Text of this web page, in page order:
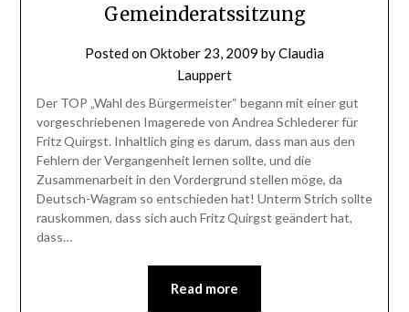
Gemeinderatssitzung
Posted onOktober 23, 2009 byClaudia
Lauppert
Der TOP „Wahl des Bürgermeister“ begann mit einer gut
vorgeschriebenen Imagerede von Andrea Schlederer für
Fritz Quirgst. Inhaltlich ging es darum, dass man aus den
Fehlern der Vergangenheit lernen sollte, und die
Zusammenarbeit in den Vordergrund stellen möge, da
Deutsch-Wagram so entschieden hat! Unterm Strich sollte
rauskommen, dass sich auch Fritz Quirgst geändert hat,
dass…
Read more